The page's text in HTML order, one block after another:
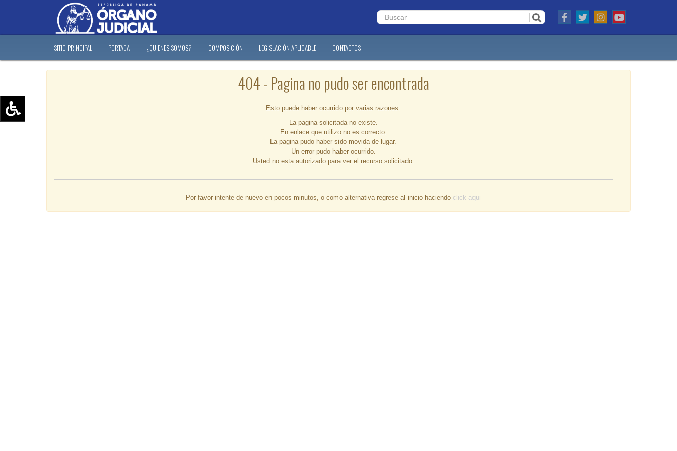
Aumentar texto (+)
Escala de grises
SITIO PRINCIPAL PORTADA ¿QUIENES SOMOS? COMPOSICIÓN LEGISLACIÓN APLICABLE CONTACTOS
404 - Pagina no pudo ser encontrada
Esto puede haber ocurrido por varias razones:
La pagina solicitada no existe.
En enlace que utilizo no es correcto.
La pagina pudo haber sido movida de lugar.
Un error pudo haber ocurrido.
Usted no esta autorizado para ver el recurso solicitado.
Por favor intente de nuevo en pocos minutos, o como alternativa regrese al inicio haciendo click aqui